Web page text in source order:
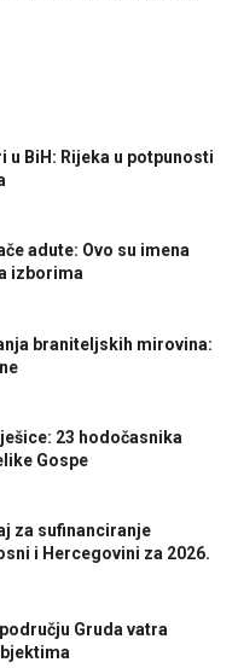
u BiH: Rijeka u potpunosti
adute: Ovo su imena
izborima
braniteljskih mirovina:
23 hodočasnika
Gospe
za sufinanciranje
i Hercegovini za 2026.
Gruda vatra